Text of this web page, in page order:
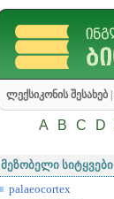
ლექსიკონის შესახებ
A B C D
მეზობელი სიტყვები
palaeocortex